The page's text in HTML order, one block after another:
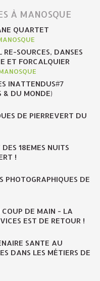
À MANOSQUE
QUARTET
SOURCES, DANSES
ET FORCALQUIER
INATTENDUS#7
& DU MONDE)
DE PIERREVERT DU
18EMES NUITS
!
PHOTOGRAPHIQUES DE
DE MAIN - LA
EST DE RETOUR !
SANTE AU
DANS LES MÉTIERS DE